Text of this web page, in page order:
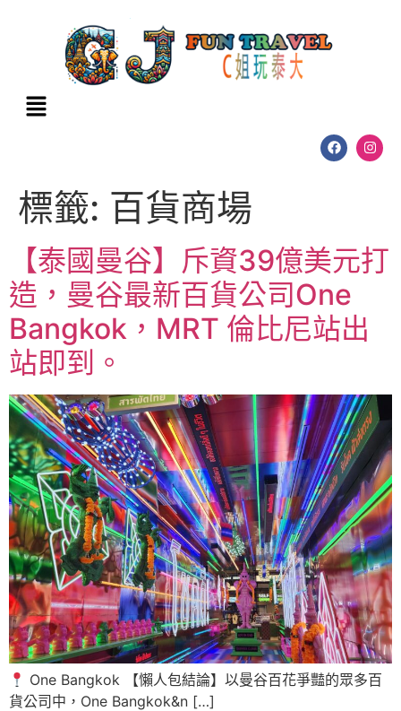
標籤: 百貨商場
【泰國曼谷】斥資39億美元打
造，曼谷最新百貨公司One
Bangkok，MRT 倫比尼站出
站即到。
One Bangkok 【懶人包結論】以曼谷百花爭豔的眾多百
貨公司中，One Bangkok&n […]